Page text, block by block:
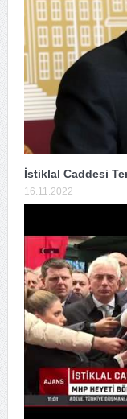
İstiklal Caddesi
16.11.2022